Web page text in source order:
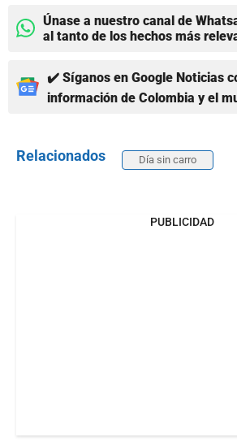
Únase a nuestro canal de
al tanto de los hechos más
✔️ Síganos en Google Noticias
información de Colombia y el
Relacionados Día sin carro
PUBLICIDAD